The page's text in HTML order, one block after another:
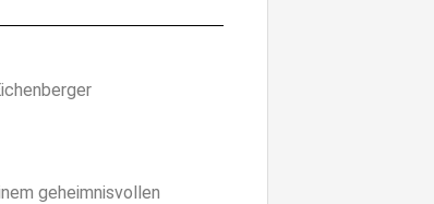
geheimnisvollen